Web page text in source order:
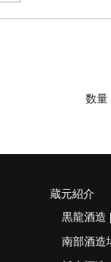
数量
蔵元紹介
黒龍酒造
南部酒造